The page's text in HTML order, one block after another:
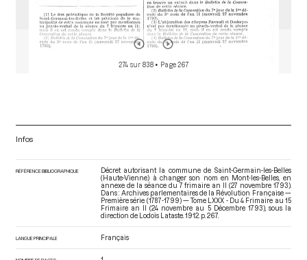
274 sur 838 • Page 267
Infos
RÉFÉRENCE BIBLIOGRAPHIQUE
Décret autorisant la commune de Saint-Germain-les-Belles
(Haute-Vienne) à changer son nom en Mont-les-Belles, en
annexe de la séance du 7 frimaire an II (27 novembre 1793).
Dans : Archives parlementaires de la Révolution Française —
Première série (1787-1799) — Tome LXXX - Du 4 Frimaire au 15
Frimaire an II (24 novembre au 5 Décembre 1793), sous la
direction de Lodoïs Lataste. 1912. p. 267.
LANGUE PRINCIPALE Français